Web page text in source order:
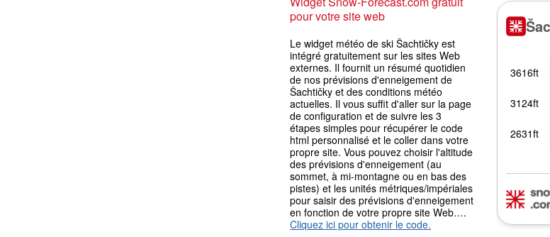
pour votre site web
Le widget météo de ski Šachtičky est
intégré gratuitement sur les sites Web
externes. Il fournit un résumé quotidien
de nos prévisions d'enneigement de
Šachtičky et des conditions météo
actuelles. Il vous suffit d'aller sur la page
de configuration et de suivre les 3
étapes simples pour récupérer le code
html personnalisé et le coller dans votre
propre site. Vous pouvez choisir l'altitude
des prévisions d'enneigement (au
sommet, à mi-montagne ou en bas des
pistes) et les unités métriques/impériales
pour saisir des prévisions d'enneigement
en fonction de votre propre site Web….
Cliquez ici pour obtenir le code.